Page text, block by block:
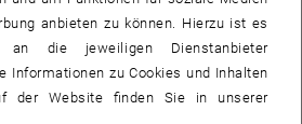
anbieten zu können. Hierzu ist es
an die jeweiligen Dienstanbieter
Informationen zu Cookies und Inhalten
der Website finden Sie in unserer